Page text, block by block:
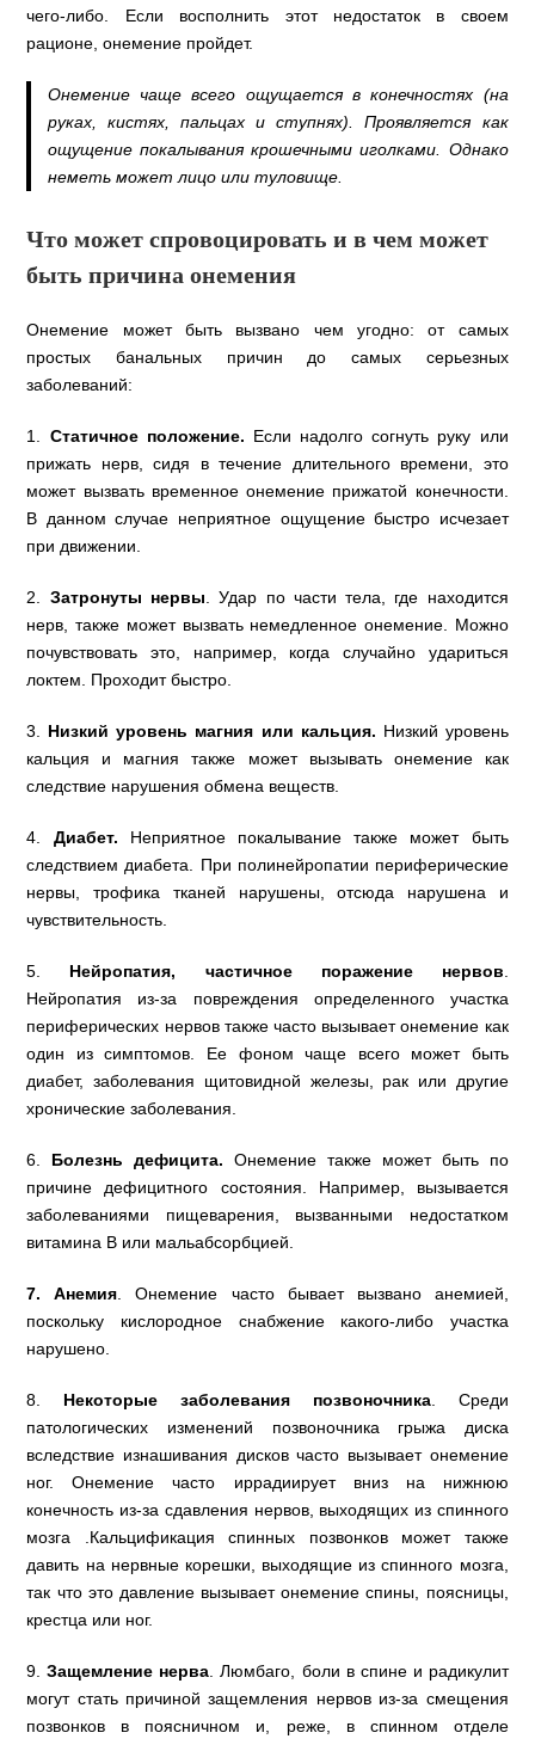
чего-либо. Если восполнить этот недостаток в своем
рационе, онемение пройдет.
Онемение чаще всего ощущается в конечностях (на
руках, кистях, пальцах и ступнях). Проявляется как
ощущение покалывания крошечными иголками. Однако
неметь может лицо или туловище.
Что может спровоцировать и в чем может
быть причина онемения
Онемение может быть вызвано чем угодно: от самых
простых банальных причин до самых серьезных
заболеваний:
1. Статичное положение. Если надолго согнуть руку или
прижать нерв, сидя в течение длительного времени, это
может вызвать временное онемение прижатой конечности.
В данном случае неприятное ощущение быстро исчезает
при движении.
2. Затронуты нервы . Удар по части тела, где находится
нерв, также может вызвать немедленное онемение. Можно
почувствовать это, например, когда случайно удариться
локтем. Проходит быстро.
3. Низкий уровень магния или кальция. Низкий уровень
кальция и магния также может вызывать онемение как
следствие нарушения обмена веществ.
4. Диабет. Неприятное покалывание также может быть
следствием диабета. При полинейропатии периферические
нервы, трофика тканей нарушены, отсюда нарушена и
чувствительность.
5. Нейропатия, частичное поражение нервов
Нейропатия из-за повреждения определенного участка
периферических нервов также часто вызывает онемение как
один из симптомов. Ее фоном чаще всего может быть
диабет, заболевания щитовидной железы, рак или другие
хронические заболевания.
6. Болезнь дефицита. Онемение также может быть по
причине дефицитного состояния. Например, вызывается
заболеваниями пищеварения, вызванными недостатком
витамина B или мальабсорбцией.
7. Анемия . Онемение часто бывает вызвано анемией,
поскольку кислородное снабжение какого-либо участка
нарушено.
8. Некоторые заболевания позвоночника. Среди
патологических изменений позвоночника грыжа диска
вследствие изнашивания дисков часто вызывает онемение
ног. Онемение часто иррадиирует вниз на нижнюю
конечность из-за сдавления нервов, выходящих из спинного
мозга .Кальцификация спинных позвонков может также
давить на нервные корешки, выходящие из спинного мозга,
так что это давление вызывает онемение спины, поясницы,
крестца или ног.
9.Защемление нерва . Люмбаго, боли в спине и радикулит
могут стать причиной защемления нервов из-за смещения
позвонков в поясничном и, реже, в спинном отделе